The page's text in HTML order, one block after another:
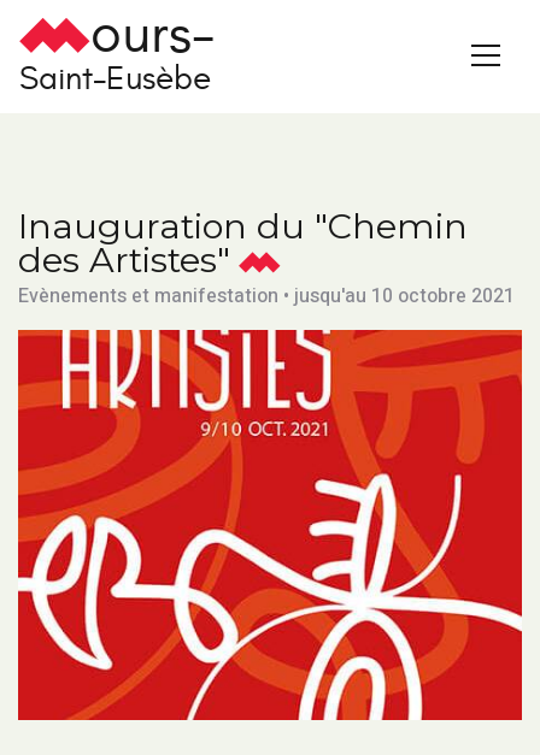
ours-
Saint-Eusèbe
Inauguration du "Chemin
des Artistes"
Evènements et manifestation • jusqu'au 10 octobre 2021